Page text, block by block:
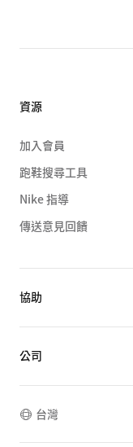
NT$1,580.00
資源
加入會員
跑鞋搜尋工具
Nike 指導
傳送意見回饋
協助
公司
台灣